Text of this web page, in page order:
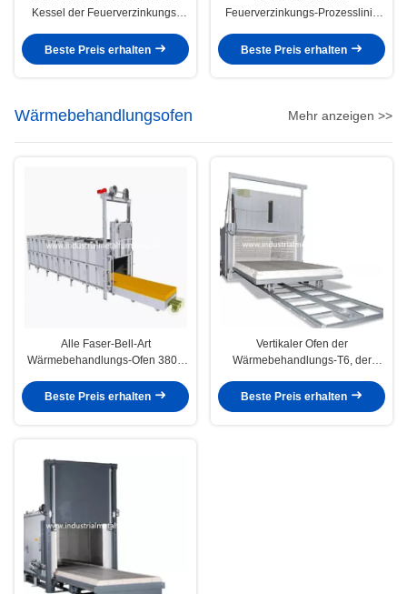
Kessel der Feuerverzinkungs-
kohlenstoffarmen Draht
Beste Preis erhalten
Feuerverzinkungs-Prozesslinie
Draht-28
Beste Preis erhalten
Wärmebehandlungsofen Mehr anzeigen >>
Alle Faser-Bell-Art
Wärmebehandlungs-Ofen 380V
Beste Preis erhalten
Vertikaler Ofen der
Wärmebehandlungs-T6, der
löscht
Beste Preis erhalten